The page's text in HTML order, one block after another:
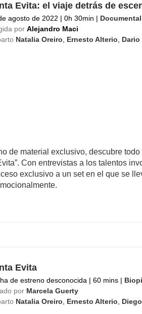
Evita: el viaje detrás de
agosto de 2022 | 0h 30min | Documental
por Alejandro Maci
Natalia Oreiro Ernesto Alterio
de material exclusivo, descubre todo
Con entrevistas a los talentos
exclusivo a un set en el que se
Evita
de estreno desconocida | 60 mins |
por Marcela Guerty
Natalia Oreiro Ernesto Alterio